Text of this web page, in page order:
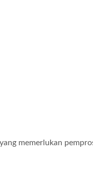
memerlukan